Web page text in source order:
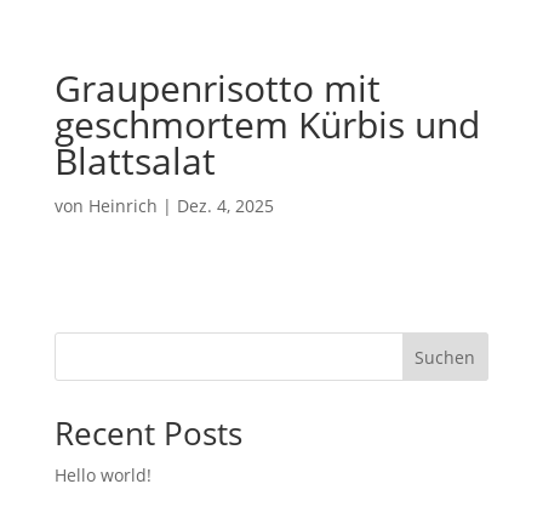
Graupenrisotto mit
geschmortem Kürbis und
Blattsalat
von Heinrich | Dez. 4, 2025
Suchen
Recent Posts
Hello world!